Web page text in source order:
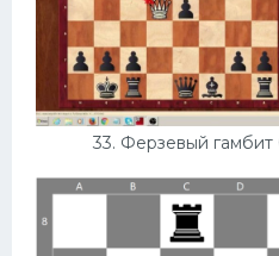
33. Ферзевый гамбит